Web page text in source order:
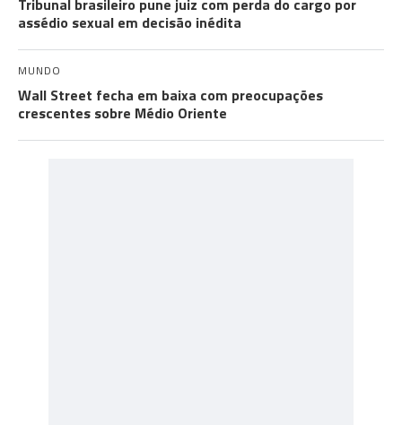
Tribunal brasileiro pune juiz com perda do cargo por
assédio sexual em decisão inédita
MUNDO
Wall Street fecha em baixa com preocupações
crescentes sobre Médio Oriente